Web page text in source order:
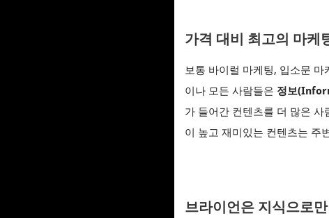
가격 대비 최고의 마케
보통 바이럴 마케팅, 입소문
이나 모든 사람들은 정보
가 들어간 컨텐츠를 더 많은
이 높고 재미있는 컨텐츠는 주
브라이언은 지식으로